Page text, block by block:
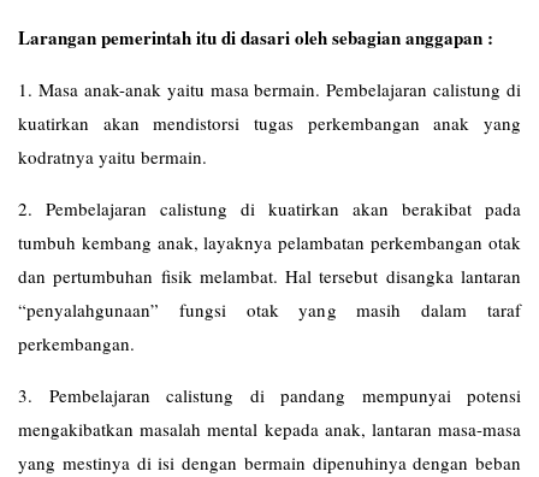
Larangan pemerintah itu di dasari oleh sebagian anggapan :
1. Masa anak-anak yaitu masa bermain. Pembelajaran calistung di
kuatirkan akan mendistorsi tugas perkembangan anak yang
kodratnya yaitu bermain.
2. Pembelajaran calistung di kuatirkan akan berakibat pada
tumbuh kembang anak, layaknya pelambatan perkembangan otak
dan pertumbuhan fisik melambat. Hal tersebut disangka lantaran
“penyalahgunaan” fungsi otak yang masih dalam taraf
perkembangan.
3. Pembelajaran calistung di pandang mempunyai potensi
mengakibatkan masalah mental kepada anak, lantaran masa-masa
yang mestinya di isi dengan bermain dipenuhinya dengan beban